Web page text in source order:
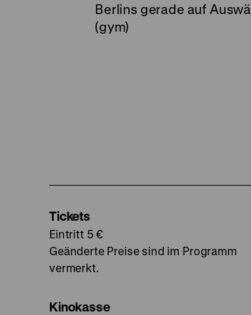
Berlins gerade auf
(gym)
Tickets
Eintritt 5 €
Geänderte Preise sind im Programm
vermerkt.
Kinokasse